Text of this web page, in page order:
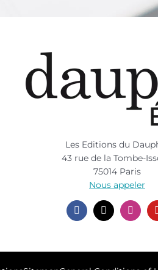
Les Editions du
43 rue de la Tombe-
75014 Paris
Nous appeler